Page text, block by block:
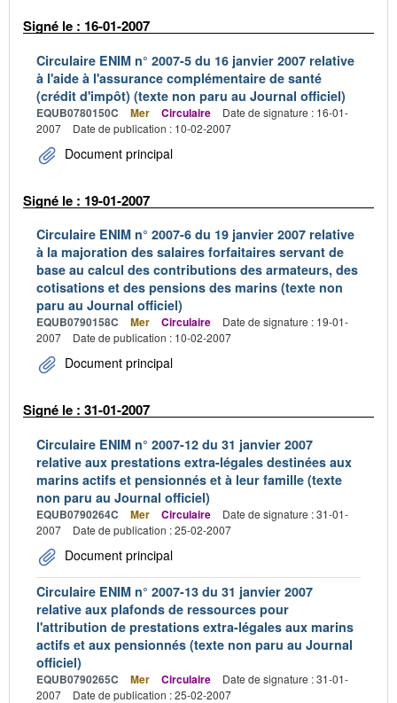
Signé le : 16-01-2007
Circulaire ENIM n° 2007-5 du 16 janvier 2007 relative
à l'aide à l'assurance complémentaire de santé
(crédit d'impôt) (texte non paru au Journal officiel)
EQUB0780150C Mer Circulaire
Date de signature : 16-01-
2007
Date de publication : 10-02-2007
Document principal
Signé le : 19-01-2007
Circulaire ENIM n° 2007-6 du 19 janvier 2007 relative
à la majoration des salaires forfaitaires servant de
base au calcul des contributions des armateurs, des
cotisations et des pensions des marins (texte non
paru au Journal officiel)
EQUB0790158C Mer Circulaire
Date de signature : 19-01-
2007
Date de publication : 10-02-2007
Document principal
Signé le : 31-01-2007
Circulaire ENIM n° 2007-12 du 31 janvier 2007
relative aux prestations extra-légales destinées aux
marins actifs et pensionnés et à leur famille (texte
non paru au Journal officiel)
EQUB0790264C Mer Circulaire
Date de signature : 31-01-
2007
Date de publication : 25-02-2007
Document principal
Circulaire ENIM n° 2007-13 du 31 janvier 2007
relative aux plafonds de ressources pour
l'attribution de prestations extra-légales aux marins
actifs et aux pensionnés (texte non paru au Journal
officiel)
EQUB0790265C Mer Circulaire
Date de signature : 31-01-
2007
Date de publication : 25-02-2007